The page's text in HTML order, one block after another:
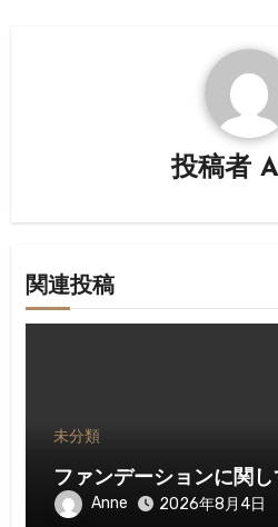
投稿者
関連投稿
未分類
ファンデーションに関し
Anne 2026年8月4日